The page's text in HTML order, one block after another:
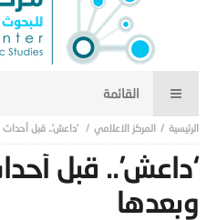
المركز الاعلامي ‘داعش’.. قبل
‘داعش’.. قبل
وبعدها